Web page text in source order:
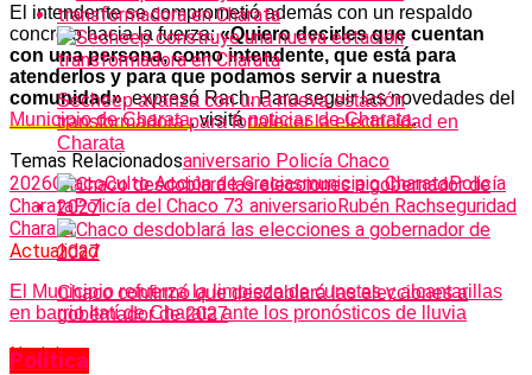
El intendente se comprometió además con un respaldo
concreto hacia la fuerza:«Quiero decirles que cuentan
con una persona, como intendente, que está para
atenderlos y para que podamos servir a nuestra
comunidad», expresó Rach. Para seguir las novedades del
Municipio de Charata, visitánoticias de Charata.
Temas Relacionadosaniversario Policía Chaco
2026ChacoCulto Acción de Graciasmunicipio CharataPolicía
CharataPolicía del Chaco 73 aniversarioRubén Rachseguridad
Charata
Actualidad
El Municipio refuerza la limpieza de cunetas y alcantarillas
en barrio Itatí de Charata ante los pronósticos de lluvia
Noticias
Secheep avanza con una nueva estación
transformadora para fortalecer la electricidad en
Charata
Chaco confirmó que desdoblará las elecciones a
gobernador de 2027
Política